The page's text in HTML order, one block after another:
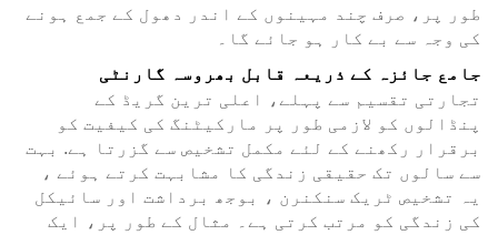
طور پر، صرف چند مہینوں کے اندر دھول کے جمع ہونے
کی وجہ سے بے کار ہو جائے گا۔
جامع جائزہ کے ذریعہ قابل بھروسہ گارنٹی
تجارتی تقسیم سے پہلے، اعلی ترین گریڈ کے
پنڈالوں کو لازمی طور پر مارکیٹنگ کی کیفیت کو
برقرار رکھنے کے لئے مکمل تشخیص سے گزرتا ہے. بہت
سے سالوں تک حقیقی زندگی کا مشابہت کرتے ہوئے ،
یہ تشخیص ٹریک سنکنرن ، بوجھ برداشت اور سائیکل
کی زندگی کو مرتب کرتی ہے۔ مثال کے طور پر، ایک